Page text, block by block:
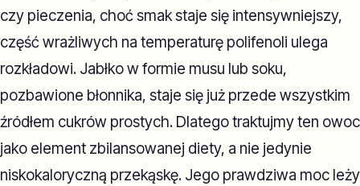
czy pieczenia, choć smak staje się intensywniejszy,
część wrażliwych na temperaturę polifenoli ulega
rozkładowi. Jabłko w formie musu lub soku,
pozbawione błonnika, staje się już przede wszystkim
źródłem cukrów prostych. Dlatego traktujmy ten owoc
jako element zbilansowanej diety, a nie jedynie
niskokaloryczną przekąskę. Jego prawdziwa moc leży